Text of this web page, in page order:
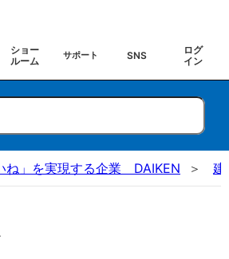
ショー
ルーム
サポート SNS
ログ
イン
ね」を実現する企業 DAIKEN 建